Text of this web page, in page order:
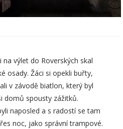
na výlet do Roverských skal
osady. Žáci si opekli buřty,
v závodě biatlon, který byl
domů spousty zážitků.
naposled a s radostí se tam
noc, jako správní trampové.